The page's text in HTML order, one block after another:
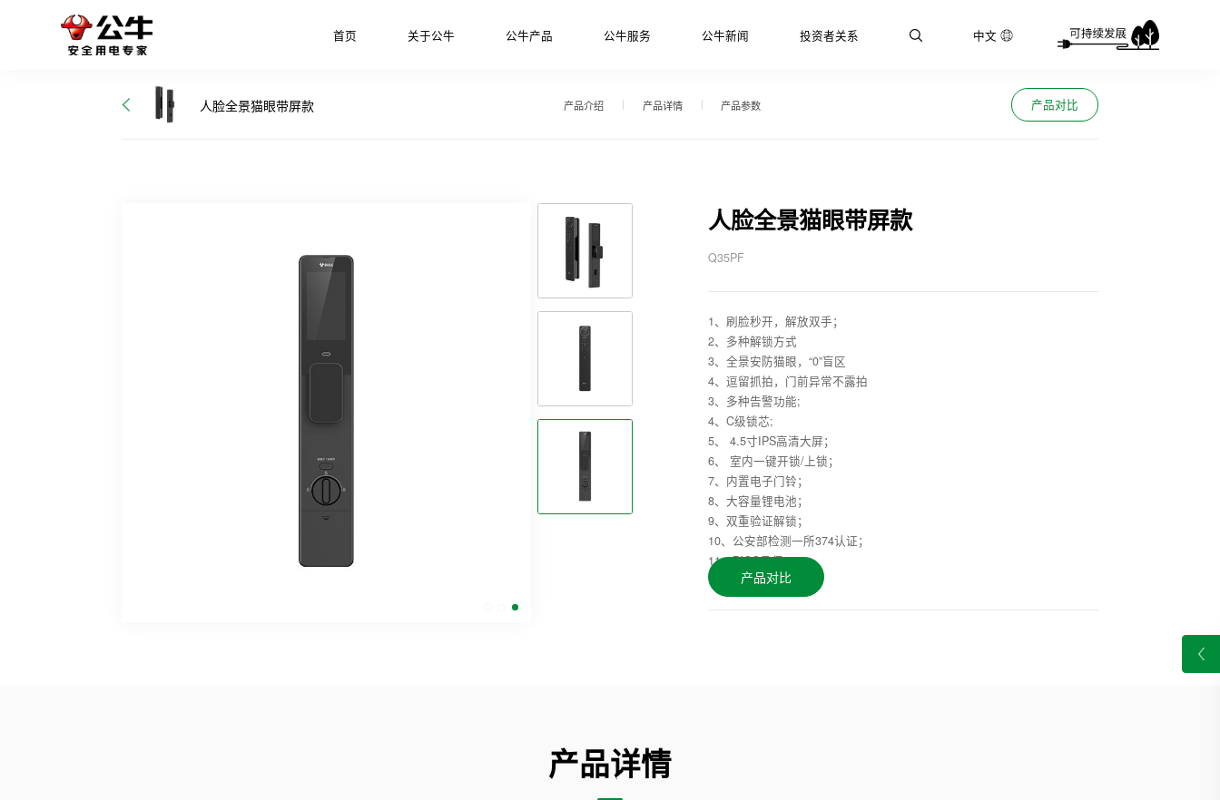
首页 关于公牛 公牛产品 公牛服务 公牛新闻 投资者关系 中文
人脸全景猫眼带屏款 产品介绍 产品详情 产品参数 产品对比
人脸全景猫眼带屏款
Q35PF
1、刷脸秒开，解放双手；
2、多种解锁方式
3、全景安防猫眼，“0”盲区
4、逗留抓拍，门前异常不露拍
3、多种告警功能;
4、C级锁芯;
5、 4.5寸IPS高清大屏；
6、 室内一键开锁/上锁；
7、内置电子门铃；
8、大容量锂电池；
9、双重验证解锁；
10、公安部检测一所374认证；
11、PICC承保;
产品对比
产品详情